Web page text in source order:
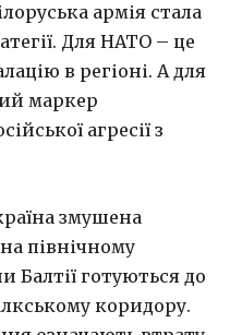
армія стала
Для НАТО – це
в регіоні. А для
маркер
агресії з
змушена
північному
Балтії готуються до
коридору.